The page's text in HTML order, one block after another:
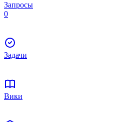
Запросы
0
Задачи
Вики